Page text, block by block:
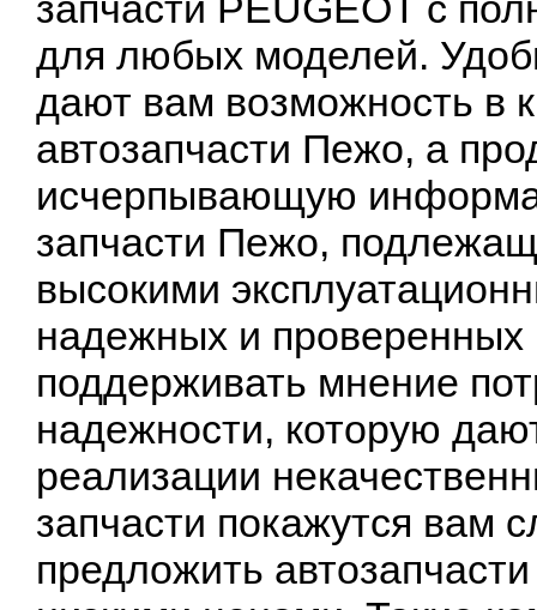
для любых моделей.
дают вам возможность в
автозапчасти Пежо, а
исчерпывающую
запчасти Пежо,
высокими
надежных и
поддерживать мнение
надежности, которую
реализации
запчасти покажутся вам
предложить